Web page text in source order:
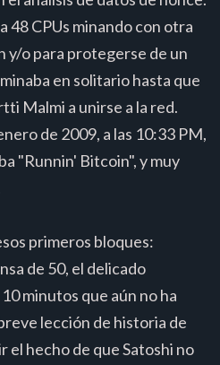
48 CPUs minando con otra
y/o para protegerse de un
en solitario hasta que
Malmi a unirse a la red.
de 2009, a las 10:33 PM,
"Runnin' Bitcoin", y muy
primeros bloques:
de 50, el delicado
minutos que aún no ha
lección de historia de
el hecho de que Satoshi no